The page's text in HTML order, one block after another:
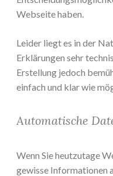
Webseite haben.
Leider liegt es in der
Erklärungen sehr
Erstellung jedoch
einfach und klar wie
Automatische
Wenn Sie heutzutage
gewisse Informationen